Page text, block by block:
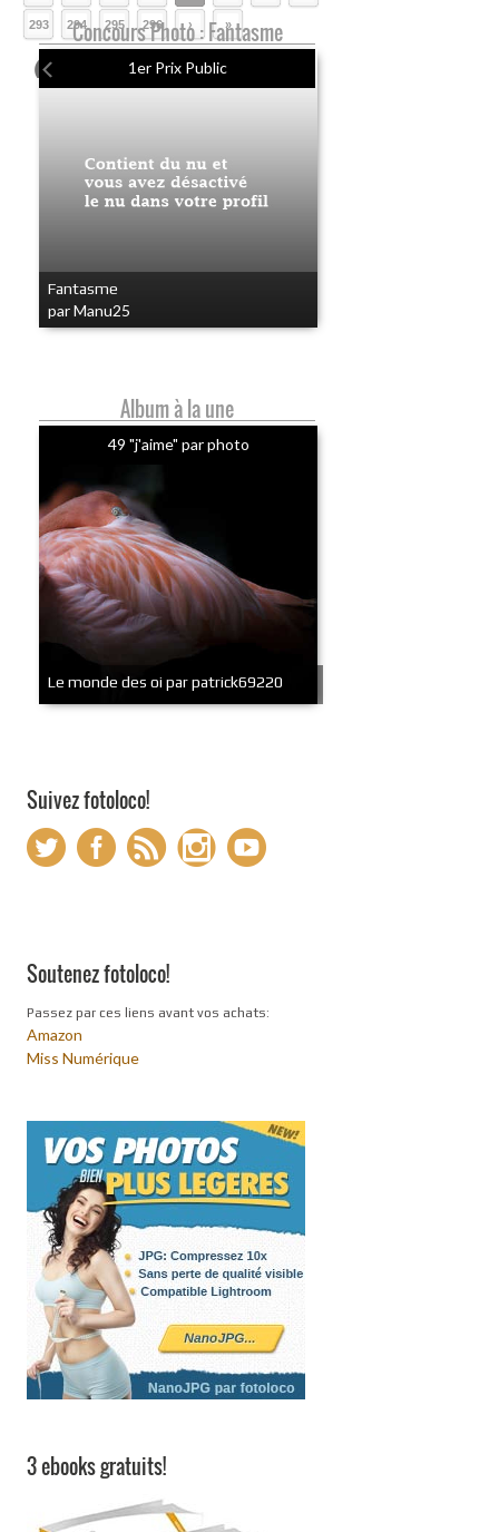
293 294 295 296 › »
Concours Photo : Fantasme
1er Prix Public
Fantasme
par Manu25
Album à la une
49 "j'aime" par photo
Le monde des oi par patrick69220
Suivez fotoloco!
Soutenez fotoloco!
Passez par ces liens avant vos achats:
Amazon
Miss Numérique
3 ebooks gratuits!